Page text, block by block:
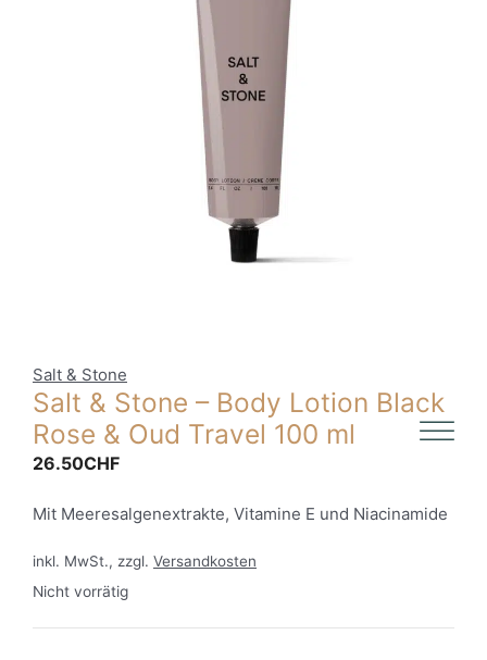
Salt & Stone
Salt & Stone – Body Lotion Black
Rose & Oud Travel 100 ml
26.50CHF
Mit Meeresalgenextrakte, Vitamine E und Niacinamide
inkl. MwSt., zzgl. Versandkosten
Nicht vorrätig